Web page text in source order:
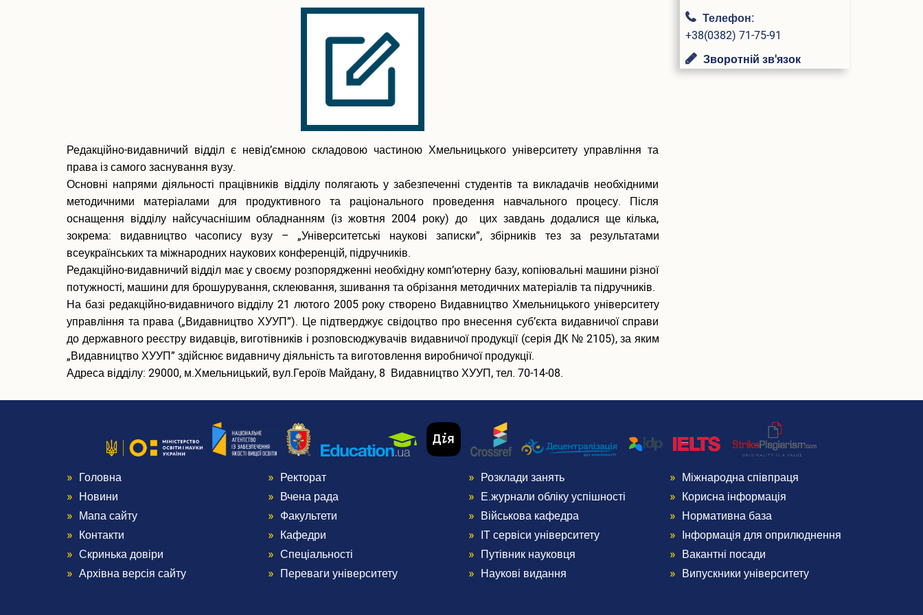
Редакційно-видавничий відділ є невід’ємною складовою частиною Хмельницького університету управління та
права із самого заснування вузу.
Основні напрями діяльності працівників відділу полягають у забезпеченні студентів та викладачів необхідними
методичними матеріалами для продуктивного та раціонального проведення навчального процесу. Після
оснащення відділу найсучаснішим обладнанням (із жовтня 2004 року) до цих завдань додалися ще кілька,
зокрема: видавництво часопису вузу – „Університетські наукові записки”, збірників тез за результатами
всеукраїнських та міжнародних наукових конференцій, підручників.
Редакційно-видавничий відділ має у своєму розпорядженні необхідну комп’ютерну базу, копіювальні машини різної
потужності, машини для брошурування, склеювання, зшивання та обрізання методичних матеріалів та підручників.
На базі редакційно-видавничого відділу 21 лютого 2005 року створено Видавництво Хмельницького університету
управління та права („Видавництво ХУУП”). Це підтверджує свідоцтво про внесення суб’єкта видавничої справи
до державного реєстру видавців, виготівників і розповсюджувачів видавничої продукції (серія ДК № 2105), за яким
„Видавництво ХУУП” здійснює видавничу діяльність та виготовлення виробничої продукції.
Адреса відділу: 29000, м.Хмельницький, вул.Героїв Майдану, 8 Видавництво ХУУП, тел. 70-14-08.
Телефон:
+38(0382) 71-75-91
Зворотній зв'язок
Menu
Footer
1
Головна
Новини
Мапа сайту
Контакти
Скринька довіри
Архівна версія сайту
Menu
Footer
2
Ректорат
Вчена рада
Факультети
Кафедри
Спеціальності
Переваги університету
Menu
Footer
3
Розклади занять
Е.журнали обліку успішності
Військова кафедра
ІТ сервіси університету
Путівник науковця
Наукові видання
Menu
Footer
4
Міжнародна співпраця
Корисна інформація
Нормативна база
Інформація для оприлюднення
Вакантні посади
Випускники університету